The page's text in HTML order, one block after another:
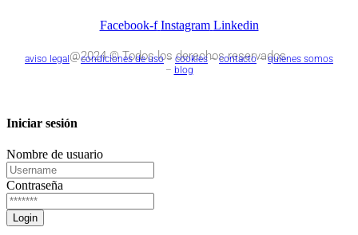
Facebook-f Instagram Linkedin
@2024 © Todos los derechos reservados.
aviso legal–condiciones de uso– cookies –contacto–quienes somos
– blog
Iniciar sesión
Nombre de usuario
Contraseña